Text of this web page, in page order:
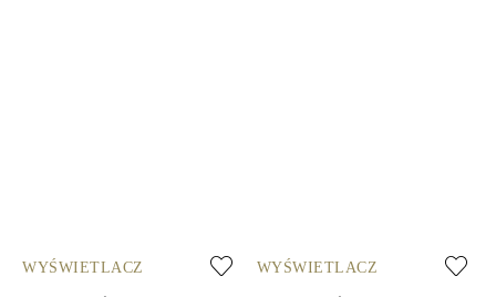
WYŚWIETLACZ WYŚWIETLACZ